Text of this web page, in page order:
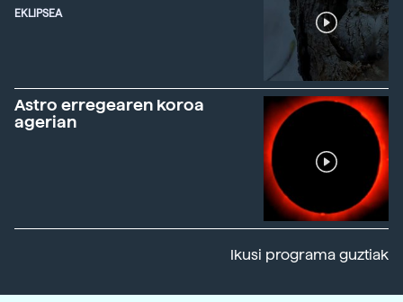
EKLIPSEA
Astro erregearen koroa
agerian
Ikusi programa guztiak